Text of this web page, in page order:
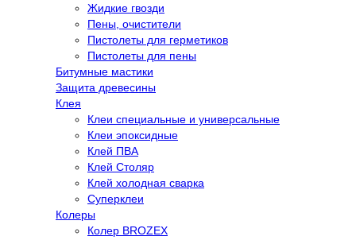
Жидкие гвозди
Пены, очистители
Пистолеты для герметиков
Пистолеты для пены
Битумные мастики
Защита древесины
Клея
Клеи специальные и универсальные
Клеи эпоксидные
Клей ПВА
Клей Столяр
Клей холодная сварка
Суперклеи
Колеры
Колер BROZEX